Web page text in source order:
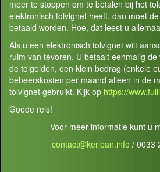
meer te stoppen om te betalen bij het
elektronisch tolvignet heeft, dan moet
betaald worden. Hoe, dat leest u
Als u een elektronisch tolvignet wilt
ruim van tevoren. U betaalt eenmalig
de tolgelden, een klein bedrag (enkele
beheerskosten per maand alleen in de
tolvignet gebruikt. Kijk op https://
Goede reis!
Voor meer informatie kunt u
contact@kerjean.info / 0033